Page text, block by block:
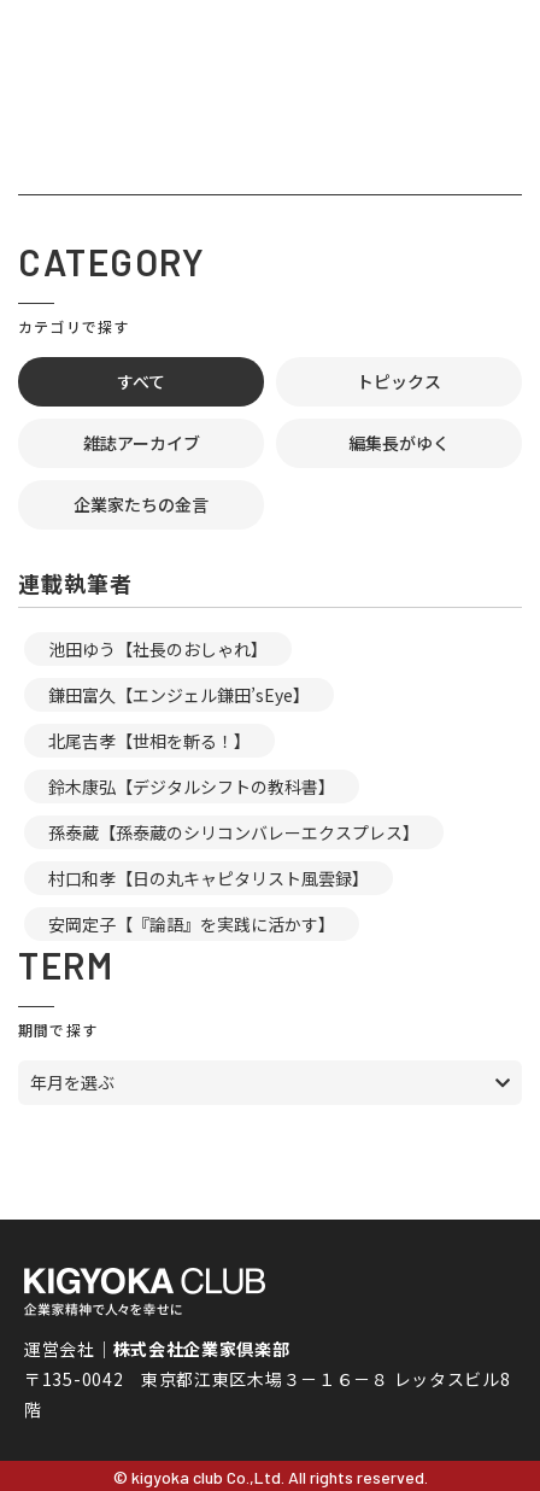
CATEGORY
カテゴリで探す
すべて トピックス
雑誌アーカイブ 編集長がゆく
企業家たちの金言
連載執筆者
池田ゆう【社長のおしゃれ】
鎌田富久【エンジェル鎌田’sEye】
北尾吉孝【世相を斬る！】
鈴木康弘【デジタルシフトの教科書】
孫泰蔵【孫泰蔵のシリコンバレーエクスプレス】
村口和孝【日の丸キャピタリスト風雲録】
安岡定子【『論語』を実践に活かす】
TERM
期間で探す
年月を選ぶ
運営会社｜ 株式会社企業家倶楽部
〒135-0042 東京都江東区木場３－１６－８ レッタスビル8
階
© kigyoka club Co.,Ltd. All rights reserved.